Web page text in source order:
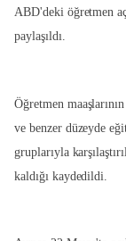
ABD'deki öğretmen
paylaşıldı.
Öğretmen
ve benzer düzeyde
gruplarıyla
kaldığı kaydedildi.